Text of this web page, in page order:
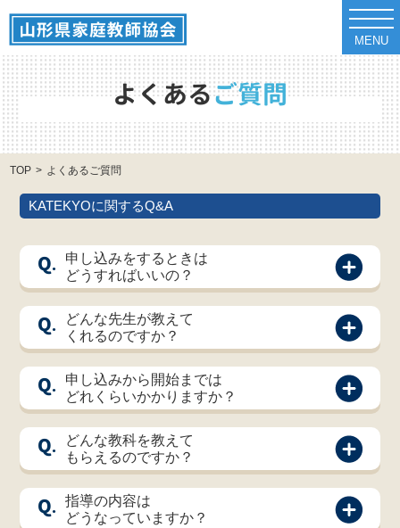
t
o
g
g
l
e
n
v
i
g
n
MENU
よくあるご質問
TOP よくあるご質問
KATEKYOに関するQ&A
Q.
申し込みをするときは
どうすればいいの？
Q.
どんな先生が教えて
くれるのですか？
Q.
申し込みから開始までは
どれくらいかかりますか？
Q.
どんな教科を教えて
もらえるのですか？
Q.
指導の内容は
どうなっていますか？